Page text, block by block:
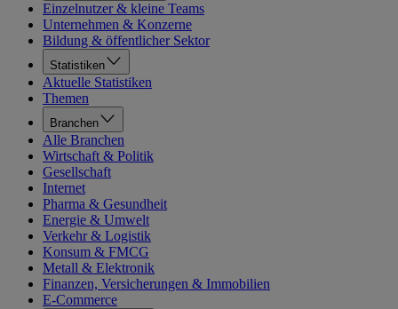
Einzelnutzer & kleine Teams
Unternehmen & Konzerne
Bildung & öffentlicher Sektor
Statistiken
Aktuelle Statistiken
Themen
Branchen
Alle Branchen
Wirtschaft & Politik
Gesellschaft
Internet
Pharma & Gesundheit
Energie & Umwelt
Verkehr & Logistik
Konsum & FMCG
Metall & Elektronik
Finanzen, Versicherungen & Immobilien
E-Commerce